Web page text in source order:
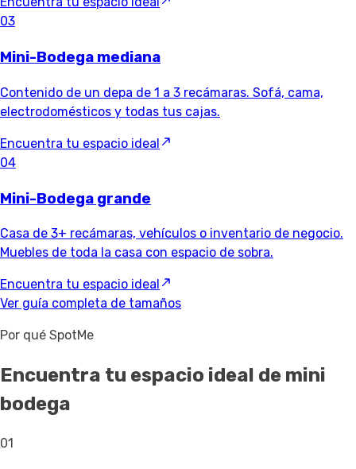
03
Mini-Bodega mediana
Contenido de un depa de 1 a 3 recámaras. Sofá, cama,
electrodomésticos y todas tus cajas.
Encuentra tu espacio ideal
04
Mini-Bodega grande
Casa de 3+ recámaras, vehículos o inventario de negocio.
Muebles de toda la casa con espacio de sobra.
Encuentra tu espacio ideal
Ver guía completa de tamaños
Por qué SpotMe
Encuentra tu espacio ideal de mini
bodega
01